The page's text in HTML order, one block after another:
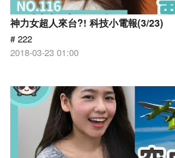
神力女超人來台?! 科技小電報(3/23)
# 222
2018-03-23 01:00